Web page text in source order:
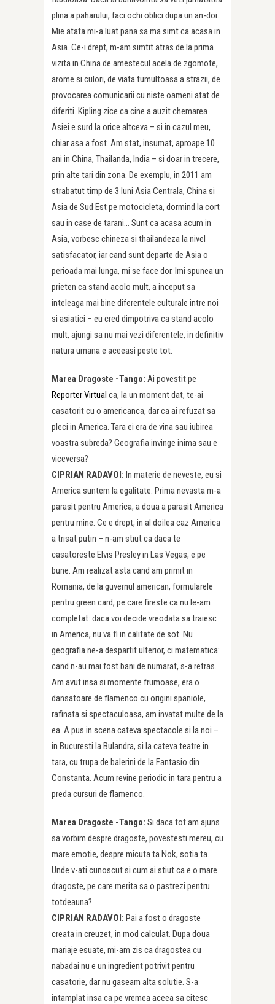
plina a paharului, faci ochi oblici dupa un an-doi.
Mie atata mi-a luat pana sa ma simt ca acasa in
Asia. Ce-i drept, m-am simtit atras de la prima
vizita in China de amestecul acela de zgomote,
arome si culori, de viata tumultoasa a strazii, de
provocarea comunicarii cu niste oameni atat de
diferiti. Kipling zice ca cine a auzit chemarea
Asiei e surd la orice altceva – si in cazul meu,
chiar asa a fost. Am stat, insumat, aproape 10
ani in China, Thailanda, India – si doar in trecere,
prin alte tari din zona. De exemplu, in 2011 am
strabatut timp de 3 luni Asia Centrala, China si
Asia de Sud Est pe motocicleta, dormind la cort
sau in case de tarani… Sunt ca acasa acum in
Asia, vorbesc chineza si thailandeza la nivel
satisfacator, iar cand sunt departe de Asia o
perioada mai lunga, mi se face dor. Imi spunea un
prieten ca stand acolo mult, a inceput sa
inteleaga mai bine diferentele culturale intre noi
si asiatici – eu cred dimpotriva ca stand acolo
mult, ajungi sa nu mai vezi diferentele, in definitiv
natura umana e aceeasi peste tot.
Marea Dragoste -Tango: Ai povestit pe
Reporter Virtual ca, la un moment dat, te-ai
casatorit cu o americanca, dar ca ai refuzat sa
pleci in America. Tara ei era de vina sau iubirea
voastra subreda? Geografia invinge inima sau e
viceversa?
CIPRIAN RADAVOI: In materie de neveste, eu si
America suntem la egalitate. Prima nevasta m-a
parasit pentru America, a doua a parasit America
pentru mine. Ce e drept, in al doilea caz America
a trisat putin – n-am stiut ca daca te
casatoreste Elvis Presley in Las Vegas, e pe
bune. Am realizat asta cand am primit in
Romania, de la guvernul american, formularele
pentru green card, pe care fireste ca nu le-am
completat: daca voi decide vreodata sa traiesc
in America, nu va fi in calitate de sot. Nu
geografia ne-a despartit ulterior, ci matematica:
cand n-au mai fost bani de numarat, s-a retras.
Am avut insa si momente frumoase, era o
dansatoare de flamenco cu origini spaniole,
rafinata si spectaculoasa, am invatat multe de la
ea. A pus in scena cateva spectacole si la noi –
in Bucuresti la Bulandra, si la cateva teatre in
tara, cu trupa de balerini de la Fantasio din
Constanta. Acum revine periodic in tara pentru a
preda cursuri de flamenco.
Marea Dragoste -Tango: Si daca tot am ajuns
sa vorbim despre dragoste, povestesti mereu, cu
mare emotie, despre micuta ta Nok, sotia ta.
Unde v-ati cunoscut si cum ai stiut ca e o mare
dragoste, pe care merita sa o pastrezi pentru
totdeauna?
CIPRIAN RADAVOI: Pai a fost o dragoste
creata in creuzet, in mod calculat. Dupa doua
mariaje esuate, mi-am zis ca dragostea cu
nabadai nu e un ingredient potrivit pentru
casatorie, dar nu gaseam alta solutie. S-a
intamplat insa ca pe vremea aceea sa citesc